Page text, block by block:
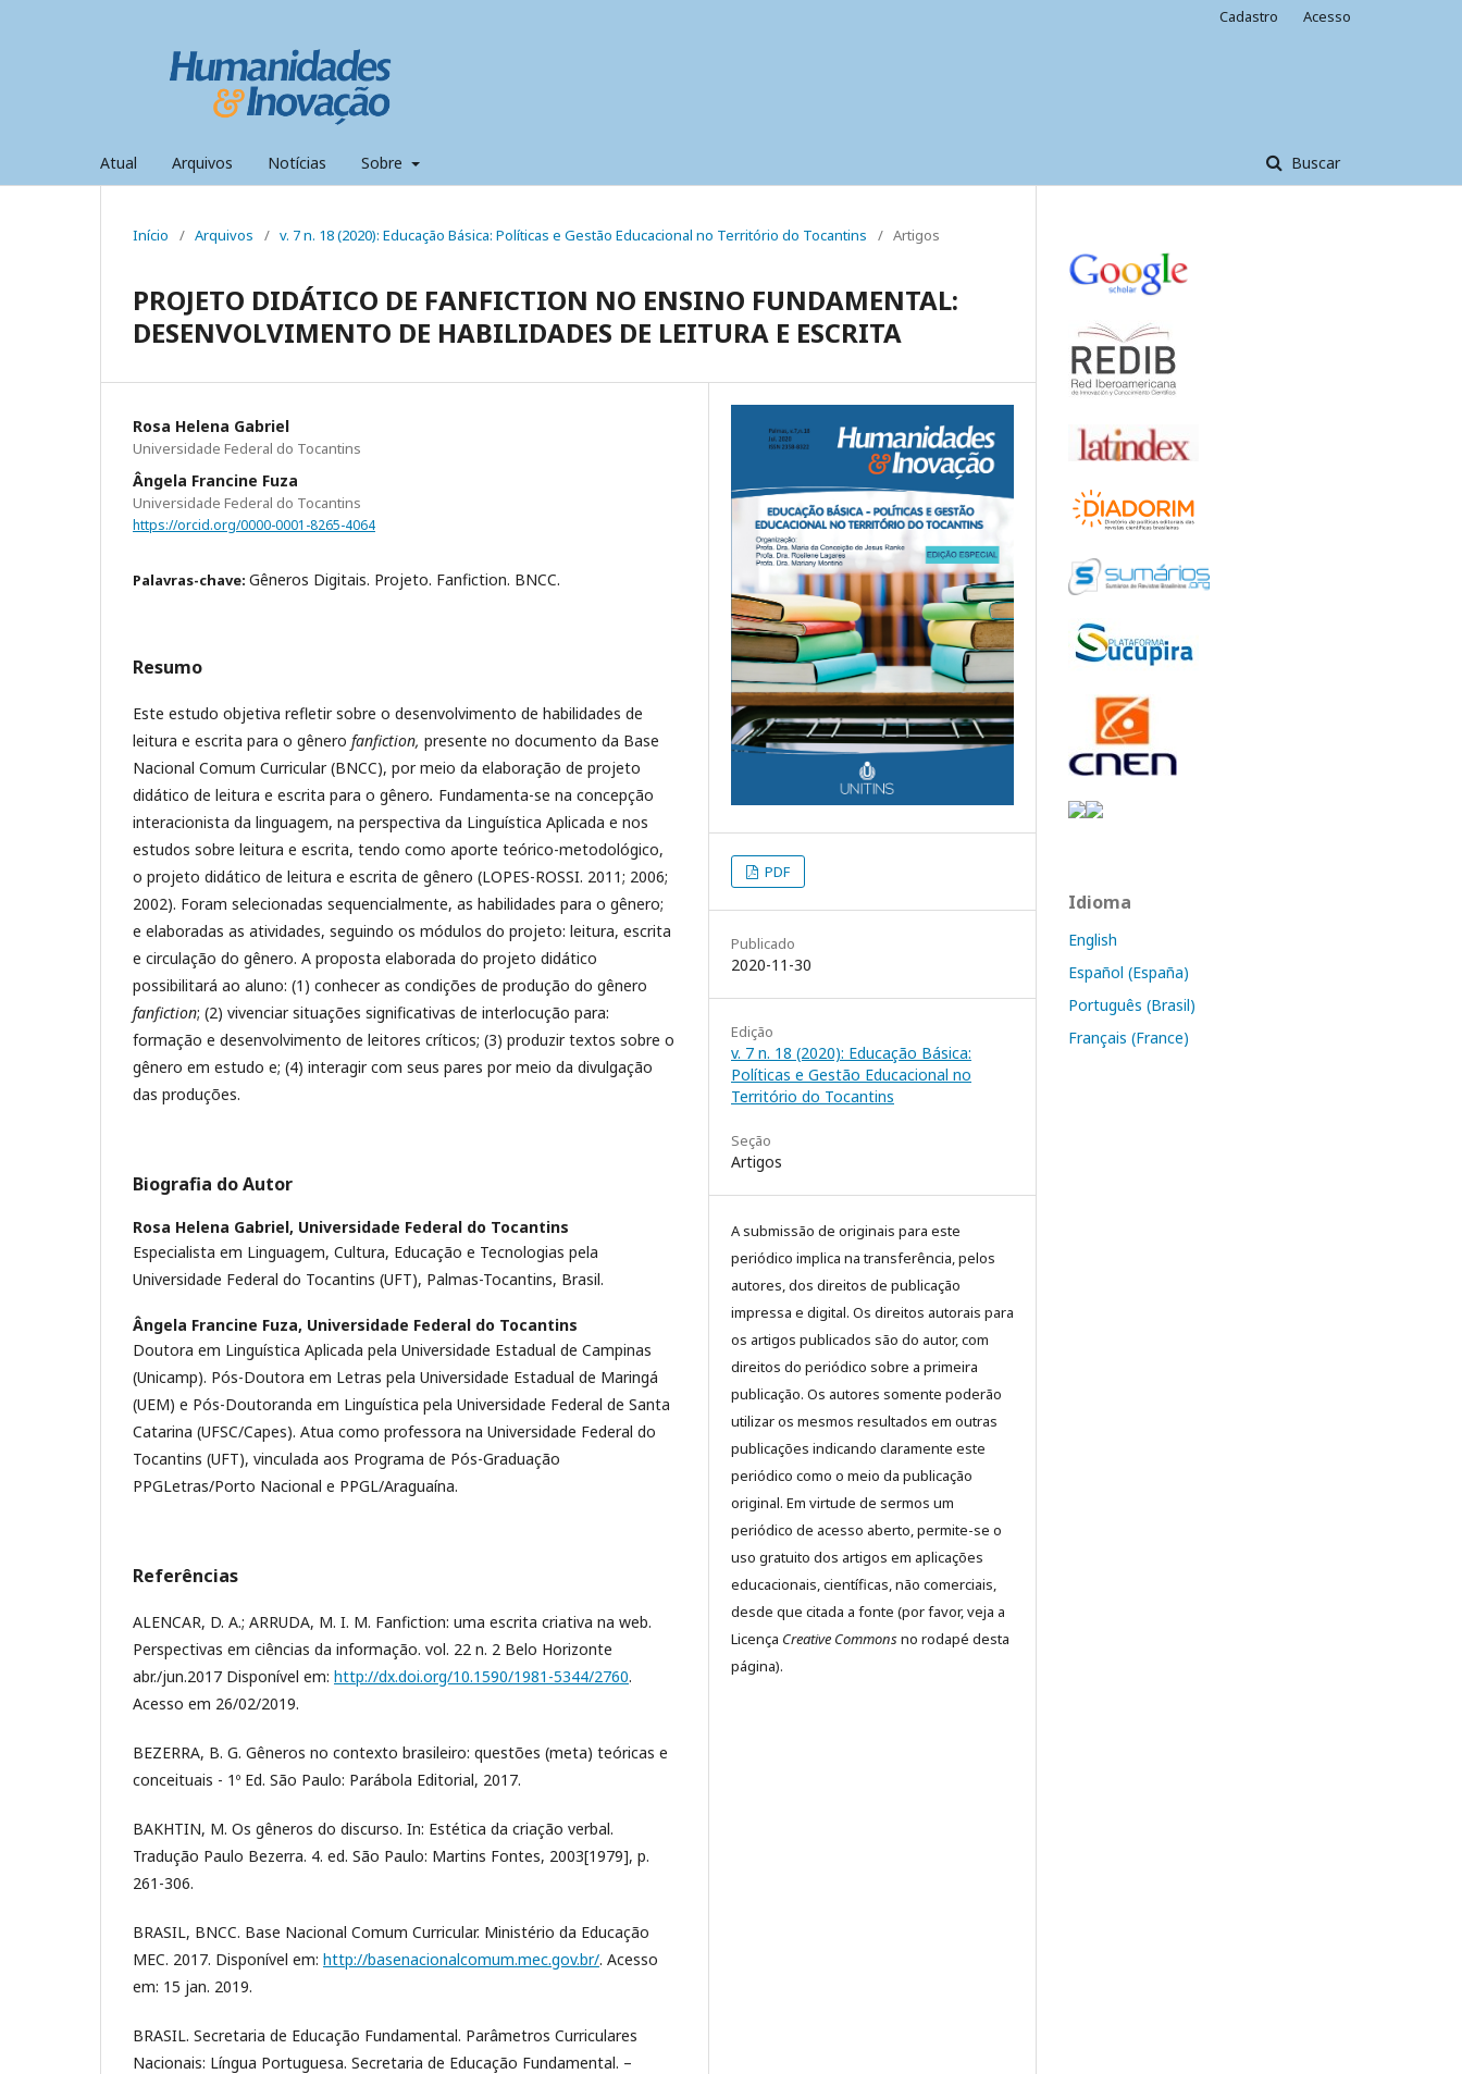
Atual Arquivos Notícias Sobre Buscar
Cadastro Acesso
Início / Arquivos / v. 7 n. 18 (2020): Educação Básica: Políticas e Gestão Educacional no Território do Tocantins / Artigos
PROJETO DIDÁTICO DE FANFICTION NO ENSINO FUNDAMENTAL:
DESENVOLVIMENTO DE HABILIDADES DE LEITURA E ESCRITA
Rosa Helena Gabriel
Universidade Federal do Tocantins
Ângela Francine Fuza
Universidade Federal do Tocantins
https://orcid.org/0000-0001-8265-4064
Palavras-chave: Gêneros Digitais. Projeto. Fanfiction. BNCC.
Resumo
Este estudo objetiva refletir sobre o desenvolvimento de habilidades de
leitura e escrita para o gênero fanfiction, presente no documento da Base
Nacional Comum Curricular (BNCC), por meio da elaboração de projeto
didático de leitura e escrita para o gênero. Fundamenta-se na concepção
interacionista da linguagem, na perspectiva da Linguística Aplicada e nos
estudos sobre leitura e escrita, tendo como aporte teórico-metodológico,
o projeto didático de leitura e escrita de gênero (LOPES-ROSSI. 2011; 2006;
2002). Foram selecionadas sequencialmente, as habilidades para o gênero;
e elaboradas as atividades, seguindo os módulos do projeto: leitura, escrita
e circulação do gênero. A proposta elaborada do projeto didático
possibilitará ao aluno: (1) conhecer as condições de produção do gênero
fanfiction; (2) vivenciar situações significativas de interlocução para:
formação e desenvolvimento de leitores críticos; (3) produzir textos sobre o
gênero em estudo e; (4) interagir com seus pares por meio da divulgação
das produções.
Biografia do Autor
Rosa Helena Gabriel, Universidade Federal do Tocantins
Especialista em Linguagem, Cultura, Educação e Tecnologias pela
Universidade Federal do Tocantins (UFT), Palmas-Tocantins, Brasil.
Ângela Francine Fuza, Universidade Federal do Tocantins
Doutora em Linguística Aplicada pela Universidade Estadual de Campinas
(Unicamp). Pós-Doutora em Letras pela Universidade Estadual de Maringá
(UEM) e Pós-Doutoranda em Linguística pela Universidade Federal de Santa
Catarina (UFSC/Capes). Atua como professora na Universidade Federal do
Tocantins (UFT), vinculada aos Programa de Pós-Graduação
PPGLetras/Porto Nacional e PPGL/Araguaína.
Referências
ALENCAR, D. A.; ARRUDA, M. I. M. Fanfiction: uma escrita criativa na web.
Perspectivas em ciências da informação. vol. 22 n. 2 Belo Horizonte
abr./jun.2017 Disponível em: http://dx.doi.org/10.1590/1981-5344/2760.
Acesso em 26/02/2019.
BEZERRA, B. G. Gêneros no contexto brasileiro: questões (meta) teóricas e
conceituais - 1º Ed. São Paulo: Parábola Editorial, 2017.
BAKHTIN, M. Os gêneros do discurso. In: Estética da criação verbal.
Tradução Paulo Bezerra. 4. ed. São Paulo: Martins Fontes, 2003[1979], p.
261-306.
BRASIL, BNCC. Base Nacional Comum Curricular. Ministério da Educação
MEC. 2017. Disponível em: http://basenacionalcomum.mec.gov.br/. Acesso
em: 15 jan. 2019.
BRASIL. Secretaria de Educação Fundamental. Parâmetros Curriculares
Nacionais: Língua Portuguesa. Secretaria de Educação Fundamental. –
PDF
Publicado
2020-11-30
Edição
v. 7 n. 18 (2020): Educação Básica:
Políticas e Gestão Educacional no
Território do Tocantins
Seção
Artigos
A submissão de originais para este
periódico implica na transferência, pelos
autores, dos direitos de publicação
impressa e digital. Os direitos autorais para
os artigos publicados são do autor, com
direitos do periódico sobre a primeira
publicação. Os autores somente poderão
utilizar os mesmos resultados em outras
publicações indicando claramente este
periódico como o meio da publicação
original. Em virtude de sermos um
periódico de acesso aberto, permite-se o
uso gratuito dos artigos em aplicações
educacionais, científicas, não comerciais,
desde que citada a fonte (por favor, veja a
Licença Creative Commonsno rodapé desta
página).
Idioma
English
Español (España)
Português (Brasil)
Français (France)